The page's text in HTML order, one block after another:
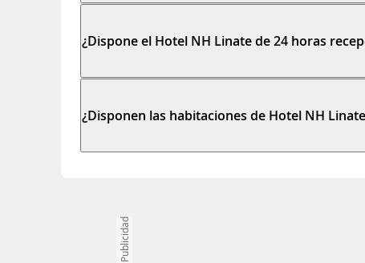
¿Dispone el Hotel NH Linate de 24 horas
¿Disponen las habitaciones de Hotel NH
Publicidad